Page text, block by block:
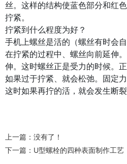
丝。这样的结构使蓝色部分和红
拧紧。
拧紧到什么程度为好？
手机上螺丝是活的（螺丝有时会自
在拧紧的过程中、螺丝向前延伸
伸。这时螺丝正是受力的时候。
如果过于拧紧、就会松弛。固定力
这时如果再拧的活，就会发生断裂
上一篇：没有了！
下一篇： U型螺栓的四种表面制作工艺